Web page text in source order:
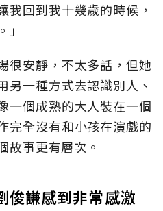
我回到我十幾歲的時候，
很安靜，不太多話，但她
另一種方式去認識別人、
一個成熟的大人裝在一個
完全沒有和小孩在演戲的
故事更有層次。
俊謙感到非常感激